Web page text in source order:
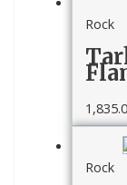
Rock
Rock